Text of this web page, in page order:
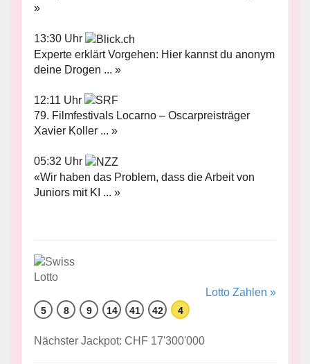
»
13:30 Uhr
Experte erklärt Vorgehen: Hier kannst du anonym
deine Drogen ... »
12:11 Uhr
79. Filmfestivals Locarno – Oscarpreisträger
Xavier Koller ... »
05:32 Uhr
«Wir haben das Problem, dass die Arbeit von
Juniors mit KI ... »
Lotto Zahlen »
5 8 9 14 41 42 4
Nächster Jackpot: CHF 17'300'000